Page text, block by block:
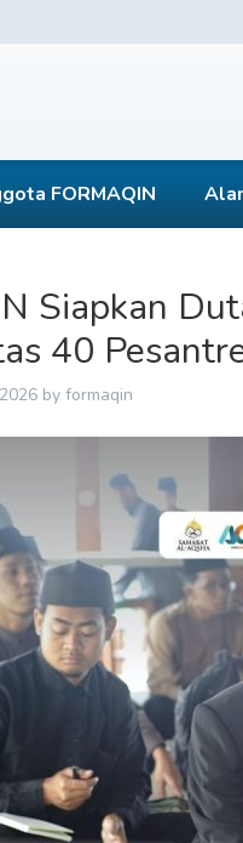
FORMAQIN
Siapkan
40
by formaqin